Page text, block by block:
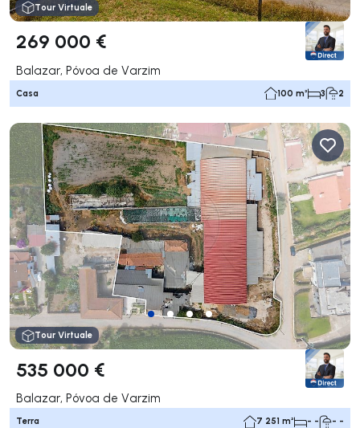
Tour Virtuale
269 000 €
Balazar, Póvoa de Varzim
Casa 100 m² 3 2
Tour Virtuale
535 000 €
Balazar, Póvoa de Varzim
Terra 7 251 m² - - - -